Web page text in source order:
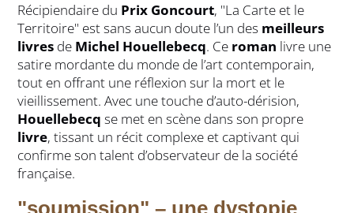
Récipiendaire du Prix Goncourt, "La Carte et le
Territoire" est sans aucun doute l’un des meilleurs
livres de Michel Houellebecq. Ce roman livre une
satire mordante du monde de l’art contemporain,
tout en offrant une réflexion sur la mort et le
vieillissement. Avec une touche d’auto-dérision,
Houellebecq se met en scène dans son propre
livre, tissant un récit complexe et captivant qui
confirme son talent d’observateur de la société
française.